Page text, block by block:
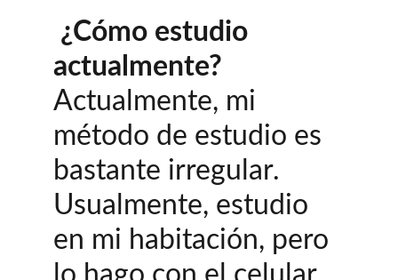
actualmente?
Actualmente, mi
método de estudio es
bastante irregular.
Usualmente, estudio
en mi habitación, pero